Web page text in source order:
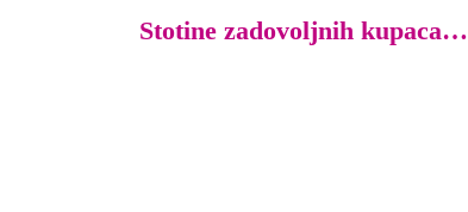
Stotine zadovoljnih kupaca…